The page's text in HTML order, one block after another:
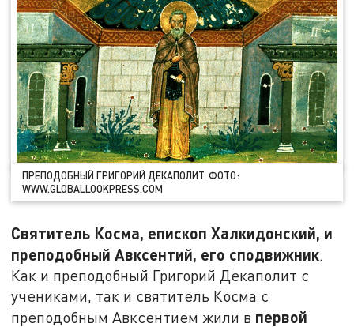
ПРЕПОДОБНЫЙ ГРИГОРИЙ ДЕКАПОЛИТ. ФОТО:
WWW.GLOBALLOOKPRESS.COM
Святитель Косма, епископ Халкидонский, и
преподобный Авксентий, его сподвижник.
Как и преподобный Григорий Декаполит с
учениками, так и святитель Косма с
преподобным Авксентием жили в первой